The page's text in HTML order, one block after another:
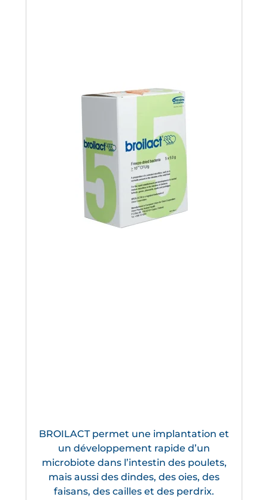
BROILACT permet une implantation et
un développement rapide d’un
microbiote dans l’intestin des poulets,
mais aussi des dindes, des oies, des
faisans, des cailles et des perdrix.